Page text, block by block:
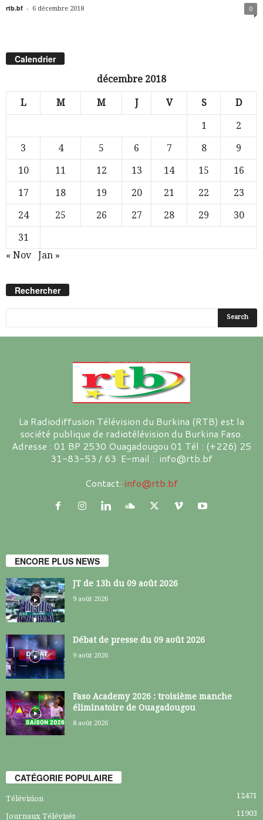
rtb.bf - 6 décembre 2018 0
Calendrier
décembre 2018
L M M J V S D
1
2
3
4 5 6 7 8
9
10
11 12 13 14 15
16
17
18 19 20 21 22
23
24
25 26 27 28 29
30
31
« Nov
Jan »
Rechercher
La Radiodiffusion Télévision du Burkina (RTB) est la
société publique de radiotélévision du Burkina Faso.
Adresse : 01 BP 2530 Ouagadougou 01 Tél : (+226) 25
31-83-53 / 63 E-mail : info@rtb.bf
Contact: info@rtb.bf
ENCORE PLUS NEWS
JT de 13h du 09 août 2026
9 août 2026
Débat de presse du 09 août 2026
9 août 2026
Faso Academy 2026 : troisième manche
éliminatoire de Ouagadougou
8 août 2026
CATÉGORIE POPULAIRE
Télévision 12471
Journaux Télévisés 11903